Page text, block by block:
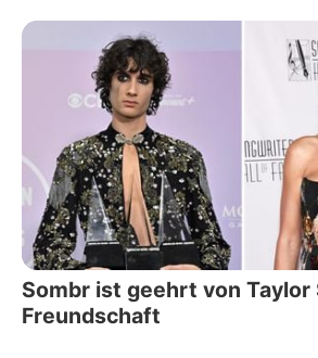
Sombr ist geehrt von
Freundschaft